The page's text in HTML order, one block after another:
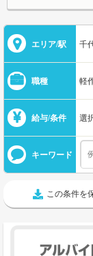
エリア/駅 千
職種 軽
給与/条件 選
キーワード
この条件を